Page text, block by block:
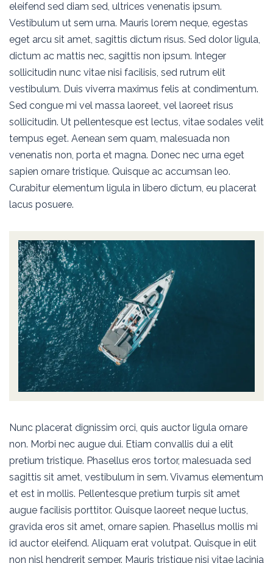
eleifend sed diam sed, ultrices venenatis ipsum.
Vestibulum ut sem urna. Mauris lorem neque, egestas
eget arcu sit amet, sagittis dictum risus. Sed dolor ligula,
dictum ac mattis nec, sagittis non ipsum. Integer
sollicitudin nunc vitae nisi facilisis, sed rutrum elit
vestibulum. Duis viverra maximus felis at condimentum.
Sed congue mi vel massa laoreet, vel laoreet risus
sollicitudin. Ut pellentesque est lectus, vitae sodales velit
tempus eget. Aenean sem quam, malesuada non
venenatis non, porta et magna. Donec nec urna eget
sapien ornare tristique. Quisque ac accumsan leo.
Curabitur elementum ligula in libero dictum, eu placerat
lacus posuere.
Nunc placerat dignissim orci, quis auctor ligula ornare
non. Morbi nec augue dui. Etiam convallis dui a elit
pretium tristique. Phasellus eros tortor, malesuada sed
sagittis sit amet, vestibulum in sem. Vivamus elementum
et est in mollis. Pellentesque pretium turpis sit amet
augue facilisis porttitor. Quisque laoreet neque luctus,
gravida eros sit amet, ornare sapien. Phasellus mollis mi
id auctor eleifend. Aliquam erat volutpat. Quisque in elit
non nisl hendrerit semper. Mauris tristique nisi vitae lacinia